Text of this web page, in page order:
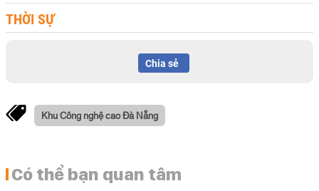
THỜI SỰ
Chia sẻ
Khu Công nghệ cao Đà Nẵng
Có thể bạn quan tâm